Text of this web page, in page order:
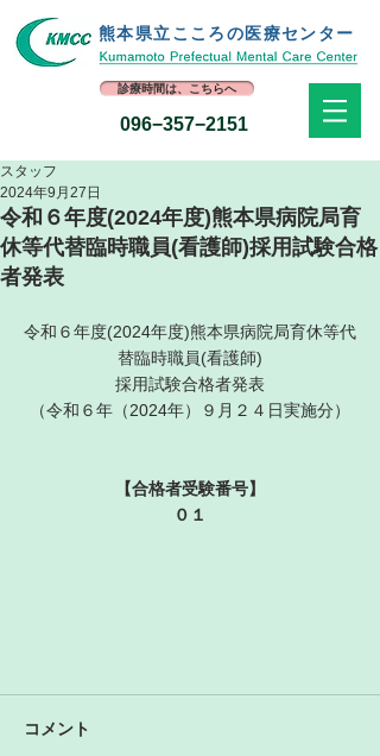
熊本県立​こころの医療センター
診療時間は、こちらへ
096−357−2151
令和６年度(2024年度)熊本県病院局育
休等代替臨時職員(看護師)採用試験合格
者発表
スタッフ
2024年9月27日
令和６年度(2024年度)熊本県病院局育休等代
替臨時職員(看護師)
採用試験合格者発表
（令和６年（2024年）９月２４日実施分）
【合格者受験番号】
０１
コメント